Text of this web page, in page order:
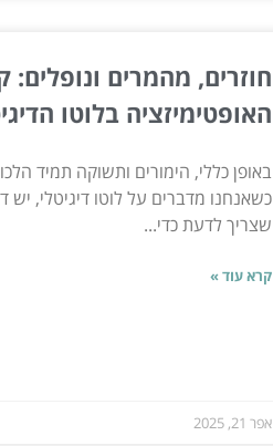
חוזרים, מהמרים ונופלים:
האופטימיזציה בלוטו
באופן כללי, הימורים ותשוקה תמיד
כשאנחנו מדברים על לוטו דיגיטלי, יש
שצריך לדעת כדי...
קרא עוד »
אפר 21, 2025